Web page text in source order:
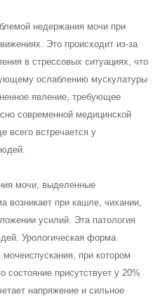
недержания мочи при
Это происходит из-за
в стрессовых ситуациях, что
ослаблению мускулатуры
явление, требующее
современной медицинской
всего встречается у
мочи, выделенные
возникает при кашле, чихании,
усилий. Эта патология
Урологическая форма
при котором
присутствует у 20%
напряжение и сильное